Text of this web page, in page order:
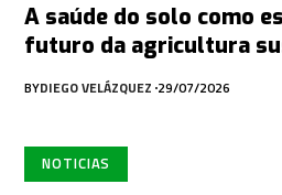
A saúde do solo como
futuro da agricultura
BYDIEGO VELÁZQUEZ 29/07/2026
NOTICIAS